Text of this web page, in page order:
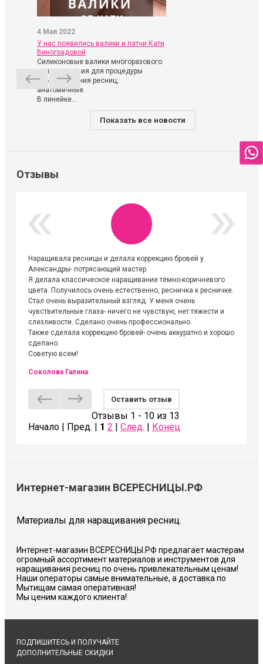
4 Мая 2022
У нас появились валики и патчи Кати
Виноградовой
Силиконовые валики многоразового
использования для процедуры
ламинирования ресниц,
анатомичные.
В линейке...
Показать все новости
Отзывы
Наращивала ресницы и делала коррекцию бровей у
Александры- потрясающий мастер.
Я делала классическое наращивание тёмно-коричневого
цвета. Получилось очень естественно, ресничка к ресничке.
Стал очень выразительный взгляд. У меня очень
чувствительные глаза- ничего не чувствую, нет тяжести и
слезливости. Сделано очень профессионально.
Также сделала коррекцию бровей- очень аккуратно и хорошо
сделано.
Советую всем!
Соколова Галина
Оставить отзыв
Отзывы 1 - 10 из 13
Начало | Пред. | 1 2 След. Конец
Интернет-магазин ВСЕРЕСНИЦЫ.РФ
Материалы для наращивания ресниц.
Интернет-магазин ВСЕРЕСНИЦЫ.РФ предлагает мастерам
огромный ассортимент материалов и инструментов для
наращивания ресниц по очень привлекательным ценам!
Наши операторы самые внимательные, а доставка по
Мытищам самая оперативная!
Мы ценим каждого клиента!
ПОДПИШИТЕСЬ И ПОЛУЧАЙТЕ
ДОПОЛНИТЕЛЬНЫЕ СКИДКИ